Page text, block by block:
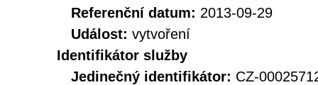
Referenční datum: 2013-09-29
Událost: vytvoření
Identifikátor služby
Jedinečný identifikátor: CZ-